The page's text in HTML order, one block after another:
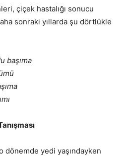
çiçek hastalığı sonucu
sonraki yıllarda şu dörtlükle
başıma
dönemde yedi yaşındayken